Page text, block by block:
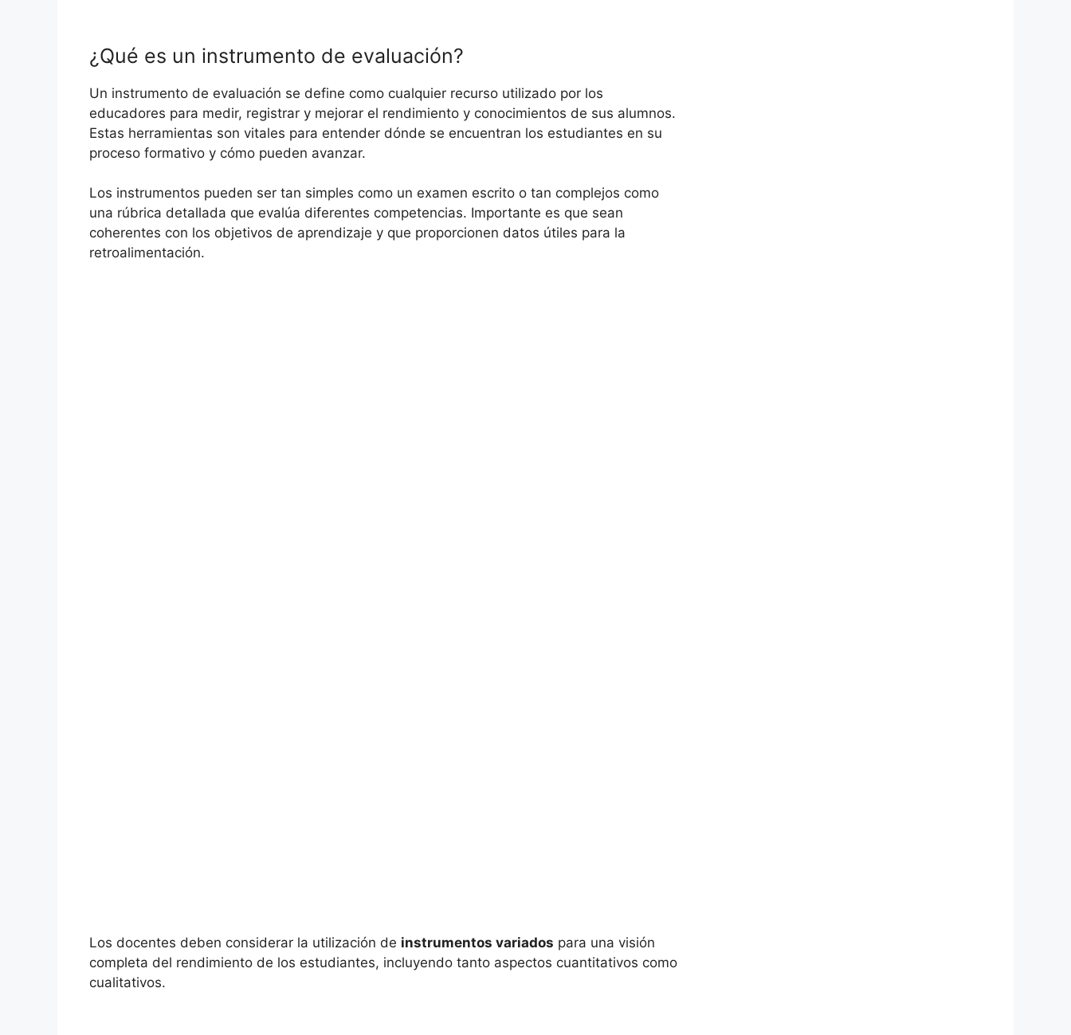
¿Qué es un instrumento de evaluación?
Un instrumento de evaluación se define como cualquier recurso utilizado por los
educadores para medir, registrar y mejorar el rendimiento y conocimientos de sus alumnos.
Estas herramientas son vitales para entender dónde se encuentran los estudiantes en su
proceso formativo y cómo pueden avanzar.
Los instrumentos pueden ser tan simples como un examen escrito o tan complejos como
una rúbrica detallada que evalúa diferentes competencias. Importante es que sean
coherentes con los objetivos de aprendizaje y que proporcionen datos útiles para la
retroalimentación.
Los docentes deben considerar la utilización de instrumentos variados para una visión
completa del rendimiento de los estudiantes, incluyendo tanto aspectos cuantitativos como
cualitativos.